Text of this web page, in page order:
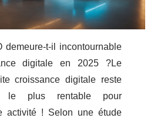
demeure-t-il incontournable
digitale en 2025 ?Le
croissance digitale reste
le plus rentable pour
activité ! Selon une étude